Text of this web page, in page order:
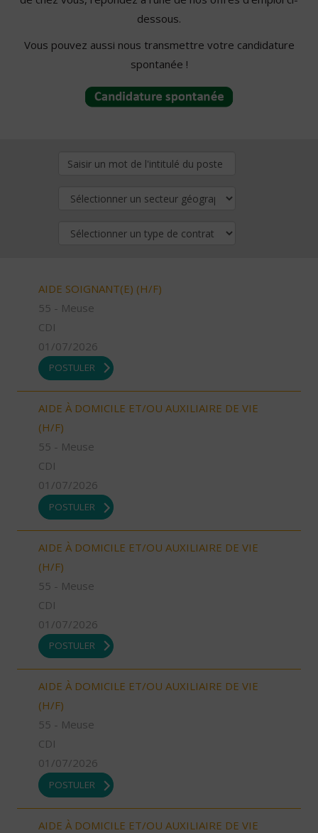
dessous.
Vous pouvez aussi nous transmettre votre candidature
spontanée !
AIDE SOIGNANT(E) (H/F)
55 - Meuse
CDI
01/07/2026
POSTULER
AIDE À DOMICILE ET/OU AUXILIAIRE DE VIE
(H/F)
55 - Meuse
CDI
01/07/2026
POSTULER
AIDE À DOMICILE ET/OU AUXILIAIRE DE VIE
(H/F)
55 - Meuse
CDI
01/07/2026
POSTULER
AIDE À DOMICILE ET/OU AUXILIAIRE DE VIE
(H/F)
55 - Meuse
CDI
01/07/2026
POSTULER
AIDE À DOMICILE ET/OU AUXILIAIRE DE VIE